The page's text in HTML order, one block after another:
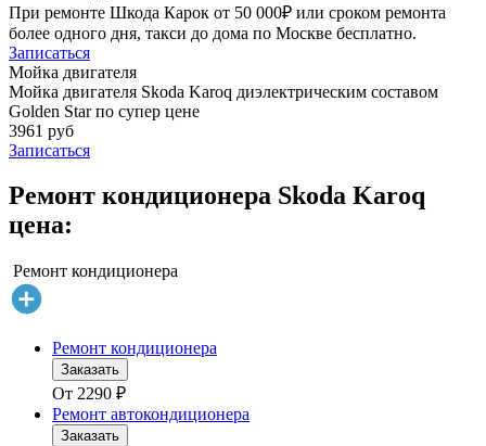
При ремонте Шкода Карок от 50 000₽ или сроком ремонта
более одного дня, такси до дома по Москве бесплатно.
Записаться
Мойка двигателя
Мойка двигателя Skoda Karoq диэлектрическим составом
Golden Star по супер цене
3961 руб
Записаться
Ремонт кондиционера Skoda Karoq
цена:
Ремонт кондиционера
Ремонт кондиционера
Заказать
От 2290 ₽
Ремонт автокондиционера
Заказать